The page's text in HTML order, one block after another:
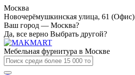
Москва
Новочерёмушкинская улица, 61 (Офис)
Ваш город — Москва?
Да, все верно Выбрать другой?
Мебельная фурнитура в Москве